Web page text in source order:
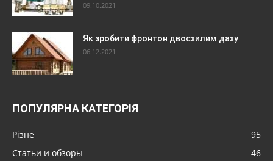
09.10.2021
Як зробити фронтон двосхилим даху
06.12.2021
ПОПУЛЯРНА КАТЕГОРІЯ
Різне
95
Статьи и обзоры
46